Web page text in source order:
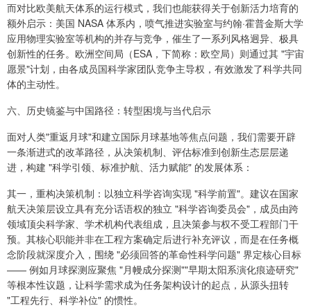
而对比欧美航天体系的运行模式，我们也能获得关于创新活力培育的
额外启示：美国 NASA 体系内，喷气推进实验室与约翰·霍普金斯大学
应用物理实验室等机构的并存与竞争，催生了一系列风格迥异、极具
创新性的任务。欧洲空间局（ESA，下简称：欧空局）则通过其 "宇宙
愿景"计划，由各成员国科学家团队竞争主导权，有效激发了科学共同
体的主动性。
六、历史镜鉴与中国路径：转型困境与当代启示
面对人类"重返月球"和建立国际月球基地等焦点问题，我们需要开辟
一条渐进式的改革路径，从决策机制、评估标准到创新生态层层递
进，构建 "科学引领、标准护航、活力赋能" 的发展体系：
其一，重构决策机制：以独立科学咨询实现 "科学前置"。建议在国家
航天决策层设立具有充分话语权的独立 "科学咨询委员会"，成员由跨
领域顶尖科学家、学术机构代表组成，且决策参与权不受工程部门干
预。其核心职能并非在工程方案确定后进行补充评议，而是在任务概
念阶段就深度介入，围绕 "必须回答的革命性科学问题" 界定核心目标
—— 例如月球探测应聚焦 "月幔成分探测""早期太阳系演化痕迹研究"
等根本性议题，让科学需求成为任务架构设计的起点，从源头扭转
"工程先行、科学补位" 的惯性。